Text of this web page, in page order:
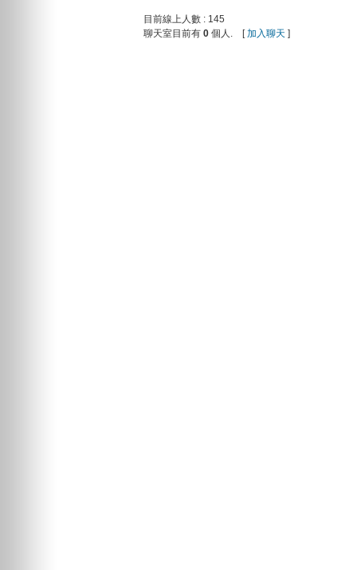
目前線上人數 : 145
聊天室目前有 0 個人. [加入聊天 ]